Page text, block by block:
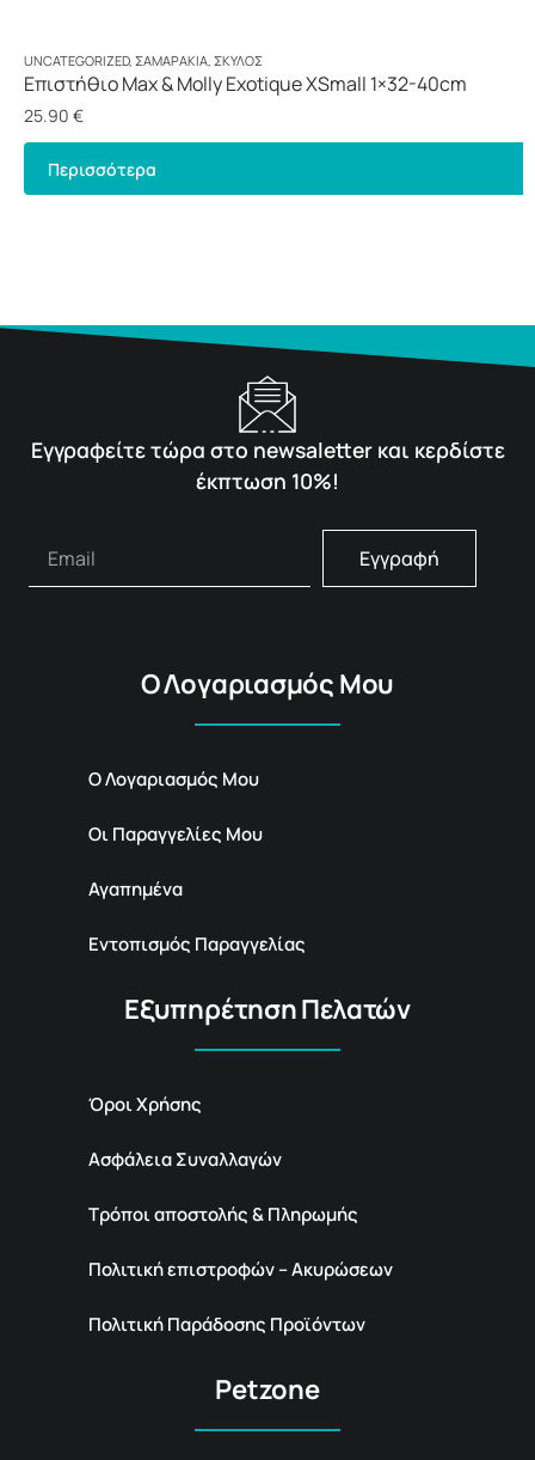
UNCATEGORIZED, ΣΑΜΑΡΆΚΙΑ, ΣΚΎΛΟΣ
Επιστήθιο Max & Molly Exotique XSmall 1×32-40cm
25.90 €
Περισσότερα
Εγγραφείτε τώρα στο newsaletter και κερδίστε
έκπτωση 10%!
Εγγραφή
Ο Λογαριασμός Μου
Ο Λογαριασμός Μου
Οι Παραγγελίες Μου
Αγαπημένα
Εντοπισμός Παραγγελίας
Εξυπηρέτηση Πελατών
Όροι Χρήσης
Ασφάλεια Συναλλαγών
Τρόποι αποστολής & Πληρωμής
Πολιτική επιστροφών – Ακυρώσεων
Πολιτική Παράδοσης Προϊόντων
Petzone